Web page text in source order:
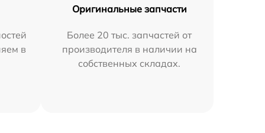
в
Оригинальные запчасти
Более 20 тыс. запчастей от
производителя в наличии на
собственных складах.